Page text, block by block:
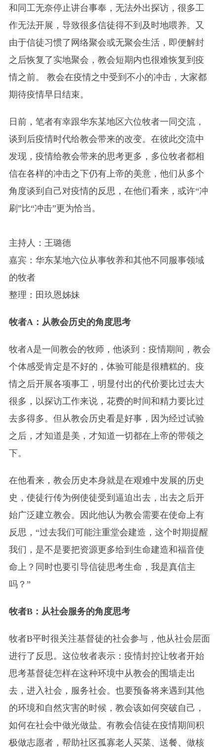
和同工无奈停止讲台事奉，无法外出探访，很多工
作无法开展，导致很多信徒得不到及时地喂养。又
由于信徒习惯了网络聚会或无聚会生活，即便解封
之后恢复了实地聚会，教会短期内也很难恢复到疫
情之前。 教会在疫情之中受到不小的冲击，大家都
期待疫情早日结束。
日前，笔者有幸跟华东某地区六位牧者一同交流，
谈到后疫情时代给教会带来的改变。在彼此交流中
发现，疫情给教会带来的思考更多，多位牧者都相
信在各样的冲击之下仍有上帝的美意，他们从多个
角度谈到自己对疫情的反思，在他们看来，或许“冲
刷”比“冲击”更为恰当。
主持人：王璐德
嘉宾：华东某地六位从事牧养和其他不同服事领域
的牧者
整理：田玖恩姊妹
牧者A：从教会历史的角度思考
牧者A是一间教会的牧师，他谈到：疫情期间，教会
个体感受肯定是不好的，体验可能是很糟糕的。疫
情之后开展各项事工，明显付出的代价要比过去大
很多，以探访工作来说，花费的时间和精力要比过
去多得多。但从教会历史看是好事，因为经过试验
之后，才知道是美，才知道一切都在上帝的带领之
下。
在他看来，教会历史本身就是在艰难中发展的历史
史，使徒行传为例使徒受到逼迫出去，出去之后开
始广泛建立教会。因此他认为教会需要在使命上有
反思，“过去我们可能注重堂会建造，这个时期提醒
我们，是不是要把资源更多给到生命建造和福音使
命上？同时也要引导信徒思考生命，我是真信主
吗？”
牧者B：从社会服务的角度思考
牧者B平时很关注基督徒的社会参与，他从社会层面
进行了反思。这位牧者表示：疫情封控让牧者开始
思考基督徒怎样在这种环境中从教会的围墙走出
去，进入社会，服务社会。也要预备将来遇到其他
的环境和自然灾害的时候，教会该如何突破自己，
如何在社会中做光做盐。有教会信徒在疫情期间积
极做志愿者，帮助社区孤寡老人买菜、送餐、做核